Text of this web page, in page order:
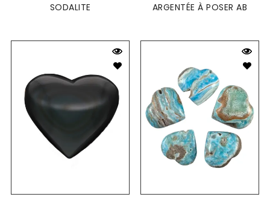
SODALITE
ARGENTÉE À POSER AB